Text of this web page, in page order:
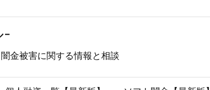
-
金被害に関する情報と相談